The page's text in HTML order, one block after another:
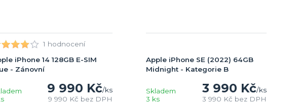
1 hodnocení
iPhone 14 128GB E-SIM
- Zánovní
9 990 Kč/ks
9 990 Kč bez DPH
Apple iPhone SE (2022) 64GB
Midnight - Kategorie B
3 990 Kč/ks
3 990 Kč bez DPH
Skladem
3 ks